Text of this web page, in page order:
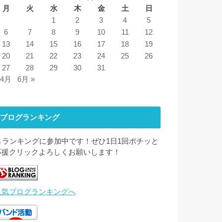
月
火 水 木 金 土
日
1
2 3 4
5
6
7 8 9 10 11
12
13
14 15 16 17 18
19
20
21 22 23 24 25
26
27
28 29 30
31
月
6月 »
ブログランキング
ランキングに参加中です！ぜひ1日1回ポチッと
援クリックよろしくお願いします！
気ブログランキングへ